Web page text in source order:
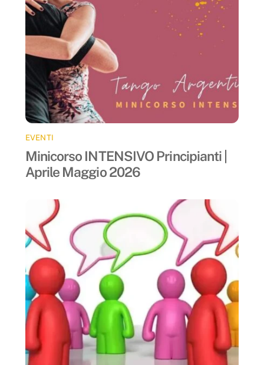
EVENTI
Minicorso INTENSIVO Principianti |
Aprile Maggio 2026